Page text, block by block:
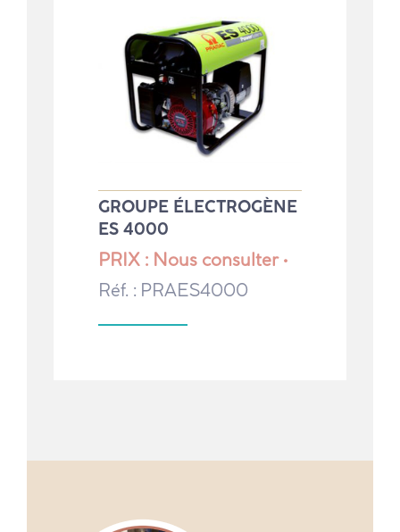
GROUPE ÉLECTROGÈNE
ES 4000
PRIX : Nous consulter •
Réf. : PRAES4000